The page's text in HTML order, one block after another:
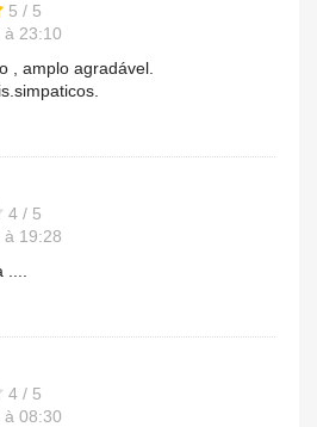
5 / 5
à 23:10
, amplo agradável.
4 / 5
à 19:28
4 / 5
à 08:30